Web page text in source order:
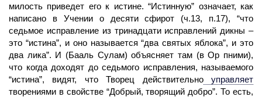
милость приведет его к истине. “Истинную” означает, как
написано в Учении о десяти сфирот (ч.13, п.17), “что
седьмое исправление из тринадцати исправлений дикны –
это “истина”, и оно называется “два святых яблока”, и это
два лика”. И (Бааль Сулам) объясняет там (в Ор пними),
что когда доходят до седьмого исправления, называемого
“истина”, видят, чтоТворец действительноуправляет
творениями в свойстве “Добрый, творящий добро”. То есть,